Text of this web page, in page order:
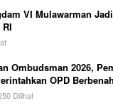
VI Mulawarman
Ombudsman 2026,
OPD Berbenah
Dilihat